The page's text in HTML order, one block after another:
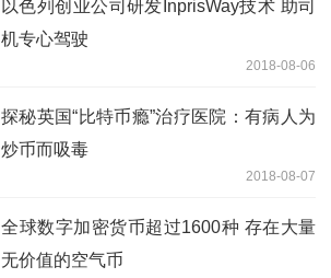
以色列创业公司研发InprisWay技术 助司
机专心驾驶
2018-08-06
探秘英国“比特币瘾”治疗医院：有病人为
炒币而吸毒
2018-08-07
全球数字加密货币超过1600种 存在大量
无价值的空气币